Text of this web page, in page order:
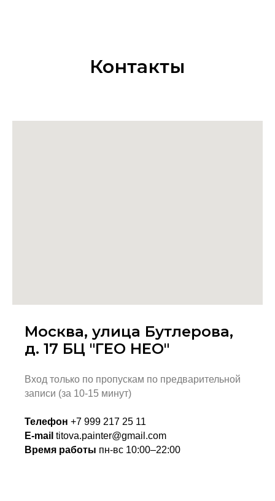
Контакты
Москва, улица Бутлерова,
д. 17 БЦ "ГЕО НЕО"
Вход только по пропускам по предварительной
записи (за 10-15 минут)
Телефон +7 999 217 25 11
E-mail titova.painter@gmail.com
Время работы пн-вс 10:00–22:00